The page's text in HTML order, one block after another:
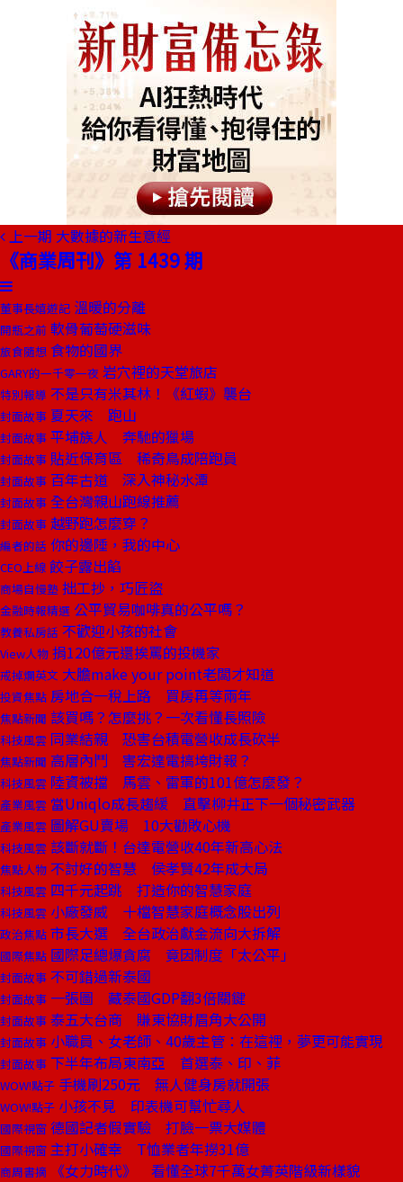
上一期 大數據的新生意經
《商業周刊》第 1439 期
董事長嬉遊記 溫暖的分離
開瓶之前 軟骨葡萄硬滋味
旅食隨想 食物的國界
GARY的一千零一夜 岩穴裡的天堂旅店
特別報導 不是只有米其林！《紅蝦》襲台
封面故事 夏天來 跑山
封面故事 平埔族人 奔馳的獵場
封面故事 貼近保育區 稀奇鳥成陪跑員
封面故事 百年古道 深入神秘水潭
封面故事 全台灣親山跑線推薦
封面故事 越野跑怎麼穿？
編者的話 你的邊陲，我的中心
CEO上線 餃子露出餡
商場自慢塾 拙工抄，巧匠盜
金融時報精選 公平貿易咖啡真的公平嗎？
教養私房話 不歡迎小孩的社會
View人物 捐120億元還挨罵的投機家
戒掉爛英文 大膽make your point老闆才知道
投資焦點 房地合一稅上路 買房再等兩年
焦點新聞 該買嗎？怎麼挑？一次看懂長照險
科技風雲 同業結親 恐害台積電營收成長砍半
焦點新聞 高層內鬥 害宏達電搞垮財報？
科技風雲 陸資被擋 馬雲、雷軍的101億怎麼發？
產業風雲 當Uniqlo成長趨緩 直擊柳井正下一個秘密武器
產業風雲 圖解GU賣場 10大勸敗心機
科技風雲 該斷就斷！台達電營收40年新高心法
焦點人物 不討好的智慧 侯孝賢42年成大局
科技風雲 四千元起跳 打造你的智慧家庭
科技風雲 小廠發威 十檔智慧家庭概念股出列
政治焦點 市長大選 全台政治獻金流向大拆解
國際焦點 國際足總爆貪腐 竟因制度「太公平」
封面故事 不可錯過新泰國
封面故事 一張圖 藏泰國GDP翻3倍關鍵
封面故事 泰五大台商 賺東協財眉角大公開
封面故事 小職員、女老師、40歲主管：在這裡，夢更可能實現
封面故事 下半年布局東南亞 首選泰、印、菲
WOW!點子 手機刷250元 無人健身房就開張
WOW!點子 小孩不見 印表機可幫忙尋人
國際視窗 德國記者假實驗 打臉一票大媒體
國際視窗 主打小確幸 T恤業者年撈31億
商周書摘 《女力時代》 看懂全球7千萬女菁英階級新樣貌